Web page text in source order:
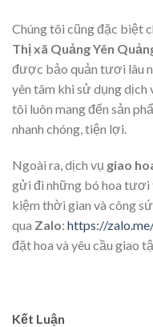
Chúng tôi cũng đặc biệt
Thị xã Quảng Yên
được bảo quản tươi lâu
yên tâm khi sử dụng dịch
tôi luôn mang đến sản
nhanh chóng, tiện lợi.
Ngoài ra, dịch vụ giao
gửi đi những bó hoa tươi
kiệm thời gian và công
qua Zalo: https://
đặt hoa và yêu cầu giao
Kết Luận